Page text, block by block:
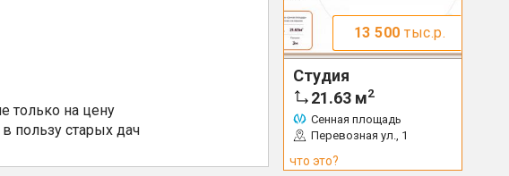
только на цену
пользу старых дач
13 500 тыс.р.
Студия
21.63 м2
Сенная площадь
Перевозная ул., 1
что это?